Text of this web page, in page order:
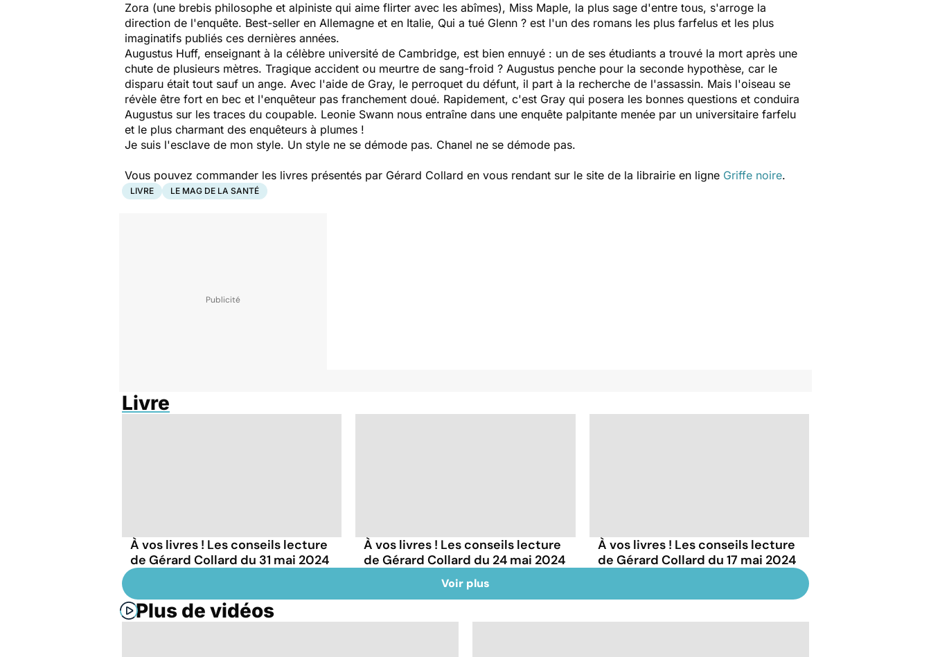
Zora (une brebis philosophe et alpiniste qui aime flirter avec les abîmes), Miss Maple, la plus sage d'entre tous, s'arroge la
direction de l'enquête. Best-seller en Allemagne et en Italie, Qui a tué Glenn ? est l'un des romans les plus farfelus et les plus
imaginatifs publiés ces dernières années.
Augustus Huff, enseignant à la célèbre université de Cambridge, est bien ennuyé : un de ses étudiants a trouvé la mort après une
chute de plusieurs mètres. Tragique accident ou meurtre de sang-froid ? Augustus penche pour la seconde hypothèse, car le
disparu était tout sauf un ange. Avec l'aide de Gray, le perroquet du défunt, il part à la recherche de l'assassin. Mais l'oiseau se
révèle être fort en bec et l'enquêteur pas franchement doué. Rapidement, c'est Gray qui posera les bonnes questions et conduira
Augustus sur les traces du coupable. Leonie Swann nous entraîne dans une enquête palpitante menée par un universitaire farfelu
et le plus charmant des enquêteurs à plumes !
Je suis l'esclave de mon style. Un style ne se démode pas. Chanel ne se démode pas.
Vous pouvez commander les livres présentés par Gérard Collard en vous rendant sur le site de la librairie en ligne Griffe noire.
LIVRE LE MAG DE LA SANTÉ
Livre
À vos livres ! Les conseils lecture
de Gérard Collard du 31 mai 2024
À vos livres ! Les conseils lecture
de Gérard Collard du 24 mai 2024
À vos livres ! Les conseils lecture
de Gérard Collard du 17 mai 2024
Voir plus
Plus de vidéos